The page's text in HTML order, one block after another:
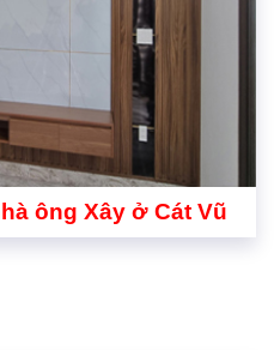
ông Xây ở Cát Vũ